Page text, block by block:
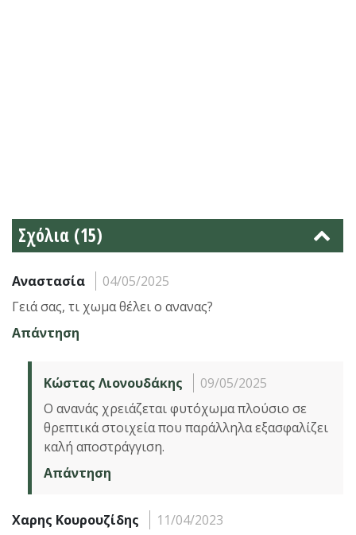
Σχόλια (15)
Αναστασία
04/05/2025
Γειά σας, τι χωμα θέλει ο ανανας?
Απάντηση
Κώστας Λιονουδάκης
09/05/2025
Ο ανανάς χρειάζεται φυτόχωμα πλούσιο σε
θρεπτικά στοιχεία που παράλληλα εξασφαλίζει
καλή αποστράγγιση.
Απάντηση
Χαρης Κουρουζίδης
11/04/2023